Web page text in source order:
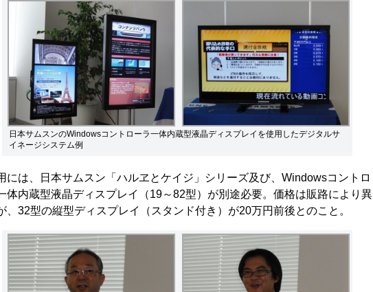
日本サムスンのWindowsコントローラ一体内蔵型液晶ディスプレイを使用したデジタルサ
イネージシステム例
は、日本サムスン「ハルヱとケイジ」シリーズ及び、Windowsコントロ
体内蔵型液晶ディスプレイ（19～82型）が別途必要。価格は販路により異
、32型の縦型ディスプレイ（スタンド付き）が20万円前後とのこと。